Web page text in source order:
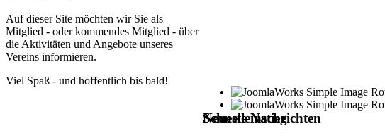
Auf dieser Site möchten wir Sie als
Mitglied - oder kommendes Mitglied - über
die Aktivitäten und Angebote unseres
Vereins informieren.
Viel Spaß - und hoffentlich bis bald!
NeuesteNachrichten
Schnelleinstieg